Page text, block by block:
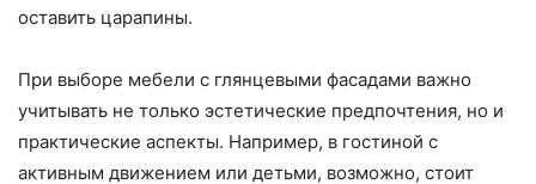
оставить царапины.
При выборе мебели с глянцевыми фасадами важно
учитывать не только эстетические предпочтения, но и
практические аспекты. Например, в гостиной с
активным движением или детьми, возможно, стоит